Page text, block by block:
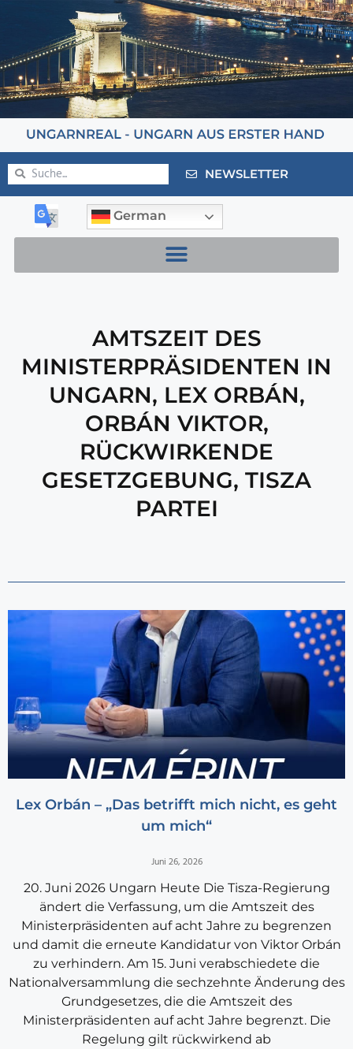
NEWSLETTER
German
AMTSZEIT DES
MINISTERPRÄSIDENTEN IN
UNGARN, LEX ORBÁN,
ORBÁN VIKTOR,
RÜCKWIRKENDE
GESETZGEBUNG, TISZA
PARTEI
Lex Orbán – „Das betrifft mich nicht, es geht
um mich“
Juni 26, 2026
20. Juni 2026 Ungarn Heute Die Tisza-Regierung
ändert die Verfassung, um die Amtszeit des
Ministerpräsidenten auf acht Jahre zu begrenzen
und damit die erneute Kandidatur von Viktor Orbán
zu verhindern. Am 15. Juni verabschiedete die
Nationalversammlung die sechzehnte Änderung des
Grundgesetzes, die die Amtszeit des
Ministerpräsidenten auf acht Jahre begrenzt. Die
Regelung gilt rückwirkend ab